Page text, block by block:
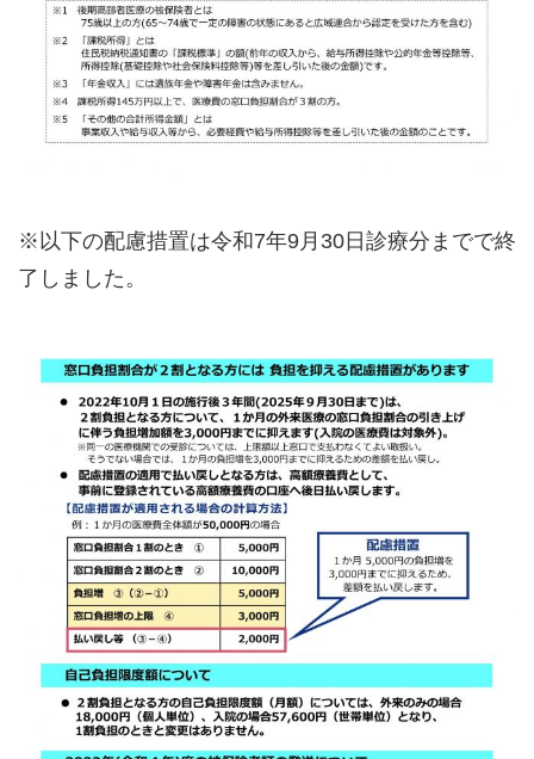
※以下の配慮措置は令和7年9月30日診療分までで終
了しました。